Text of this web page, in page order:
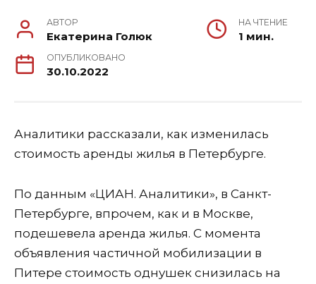
АВТОР
Екатерина Голюк
НА ЧТЕНИЕ
1 мин.
ОПУБЛИКОВАНО
30.10.2022
Аналитики рассказали, как изменилась
стоимость аренды жилья в Петербурге.
По данным «ЦИАН. Аналитики», в Санкт-
Петербурге, впрочем, как и в Москве,
подешевела аренда жилья. С момента
объявления частичной мобилизации в
Питере стоимость однушек снизилась на